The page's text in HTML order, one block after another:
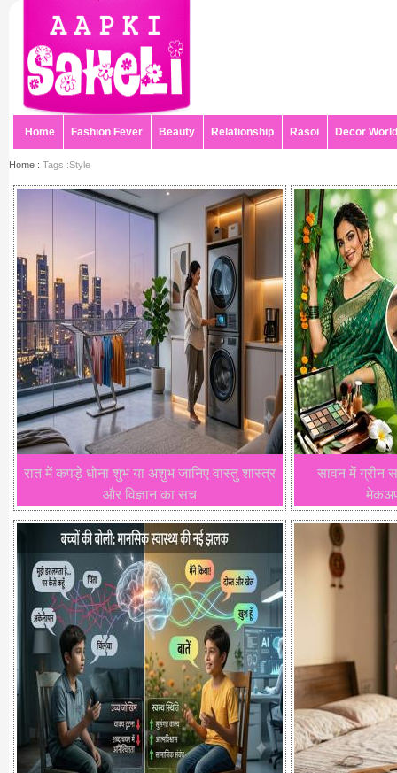
Home Fashion Fever Beauty Relationship Rasoi Decor World
Home : Tags :Style
रात में कपड़े धोना शुभ या अशुभ जानिए वास्तु शास्त्र
और विज्ञान का सच
सावन में ग्रीन